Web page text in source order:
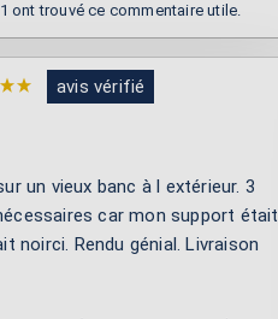
ont trouvé ce commentaire utile.
avis vérifié
un vieux banc à l extérieur. 3
car mon support était
noirci. Rendu génial. Livraison